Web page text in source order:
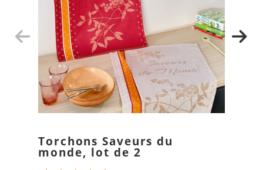
Torchons Saveurs du
monde, lot de 2